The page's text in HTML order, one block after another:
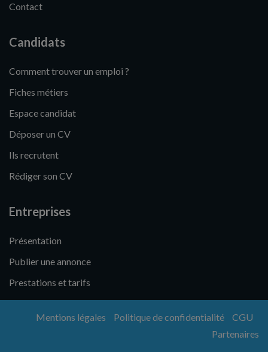
Contact
Candidats
Comment trouver un emploi ?
Fiches métiers
Espace candidat
Déposer un CV
Ils recrutent
Rédiger son CV
Entreprises
Présentation
Publier une annonce
Prestations et tarifs
Mentions légales Politique de confidentialité
CGU
Partenaires